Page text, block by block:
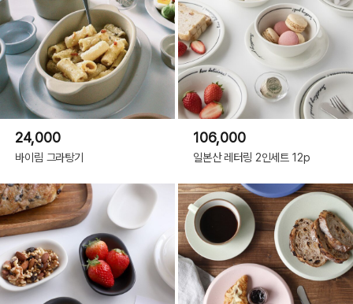
24,000
바이림 그라탕기
106,000
일본산 레터링 2인세트 12p